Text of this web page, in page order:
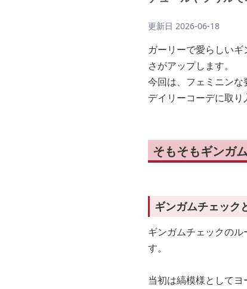
更新日 2026-06-18
ガーリーで愛らしい
さがアップします。
今回は、フェミニンな
デイリーコーデに取り
そもそもギンガ
ギンガムチェック
ギンガムチェックの
す。
当初は縞模様として